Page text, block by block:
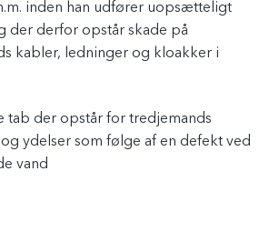
inden han udfører uopsætteligt
der derfor opstår skade på
kabler, ledninger og kloakker i
tab der opstår for tredjemands
ydelser som følge af en defekt ved
vand